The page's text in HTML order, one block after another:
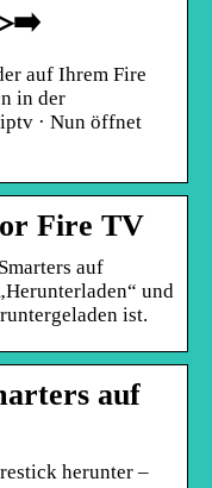
auf Ihrem Fire
in der
· Nun öffnet
Fire TV
auf
und
ist.
auf
herunter –